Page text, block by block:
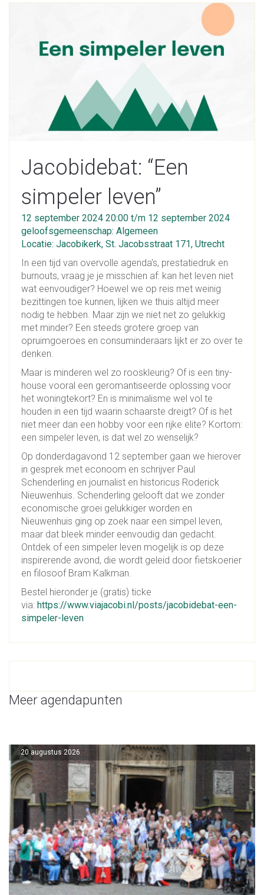
Jacobidebat: “Een
simpeler leven”
12 september 2024 20:00 t/m 12 september 2024
geloofsgemeenschap: Algemeen
Locatie: Jacobikerk, St. Jacobsstraat 171, Utrecht
In een tijd van overvolle agenda's, prestatiedruk en
burnouts, vraag je je misschien af: kan het leven niet
wat eenvoudiger? Hoewel we op reis met weinig
bezittingen toe kunnen, lijken we thuis altijd meer
nodig te hebben. Maar zijn we niet net zo gelukkig
met minder? Een steeds grotere groep van
opruimgoeroes en consuminderaars lijkt er zo over te
denken.
Maar is minderen wel zo rooskleurig? Of is een tiny-
house vooral een geromantiseerde oplossing voor
het woningtekort? En is minimalisme wel vol te
houden in een tijd waarin schaarste dreigt? Of is het
niet meer dan een hobby voor een rijke elite? Kortom:
een simpeler leven, is dat wel zo wenselijk?
Op donderdagavond 12 september gaan we hierover
in gesprek met econoom en schrijver Paul
Schenderling en journalist en historicus Roderick
Nieuwenhuis. Schenderling gelooft dat we zonder
economische groei gelukkiger worden en
Nieuwenhuis ging op zoek naar een simpel leven,
maar dat bleek minder eenvoudig dan gedacht.
Ontdek of een simpeler leven mogelijk is op deze
inspirerende avond, die wordt geleid door fietskoerier
en filosoof Bram Kalkman.
Bestel hieronder je (gratis) ticke
via: https://www.viajacobi.nl/posts/jacobidebat-een-
simpeler-leven
Meer agendapunten
20 augustus 2026